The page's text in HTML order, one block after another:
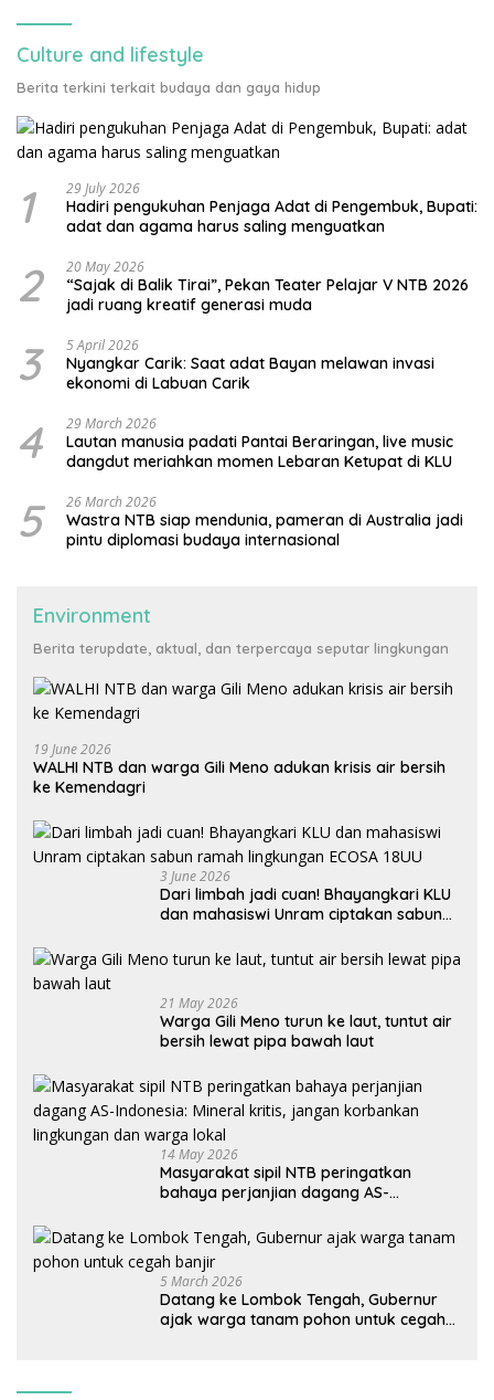
Culture and lifestyle
Berita terkini terkait budaya dan gaya hidup
1 29 July 2026
Hadiri pengukuhan Penjaga Adat di Pengembuk, Bupati:
adat dan agama harus saling menguatkan
2 20 May 2026
“Sajak di Balik Tirai”, Pekan Teater Pelajar V NTB 2026
jadi ruang kreatif generasi muda
3 5 April 2026
Nyangkar Carik: Saat adat Bayan melawan invasi
ekonomi di Labuan Carik
4 29 March 2026
Lautan manusia padati Pantai Beraringan, live music
dangdut meriahkan momen Lebaran Ketupat di KLU
5 26 March 2026
Wastra NTB siap mendunia, pameran di Australia jadi
pintu diplomasi budaya internasional
Environment
Berita terupdate, aktual, dan terpercaya seputar lingkungan
19 June 2026
WALHI NTB dan warga Gili Meno adukan krisis air bersih
ke Kemendagri
3 June 2026
Dari limbah jadi cuan! Bhayangkari KLU
dan mahasiswi Unram ciptakan sabun
21 May 2026
Warga Gili Meno turun ke laut, tuntut air
bersih lewat pipa bawah laut
14 May 2026
Masyarakat sipil NTB peringatkan
bahaya perjanjian dagang AS-
korbankan lingkungan dan warga lokal
5 March 2026
Datang ke Lombok Tengah, Gubernur
ajak warga tanam pohon untuk cegah